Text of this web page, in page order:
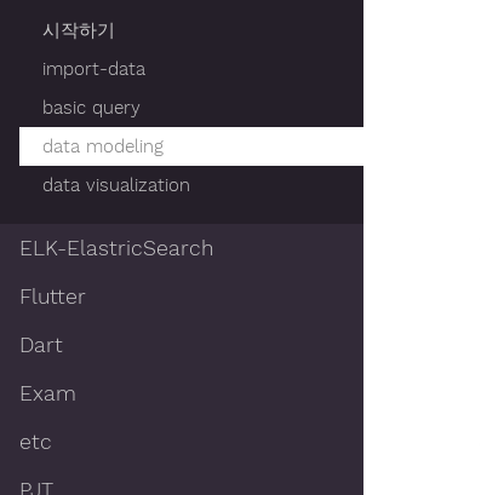
시작하기
import-data
basic query
data modeling
data visualization
ELK-ElastricSearch
Flutter
Dart
Exam
etc
PJT